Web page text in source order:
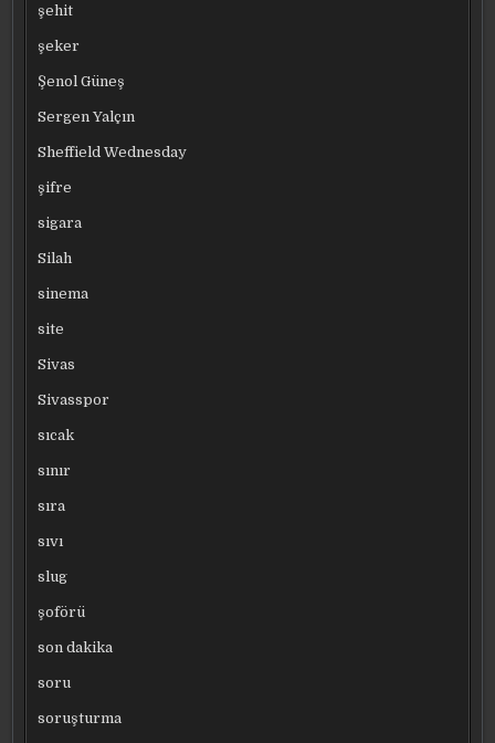
şehit
şeker
Şenol Güneş
Sergen Yalçın
Sheffield Wednesday
şifre
sigara
Silah
sinema
site
Sivas
Sivasspor
sıcak
sınır
sıra
sıvı
slug
şoförü
son dakika
soru
soruşturma